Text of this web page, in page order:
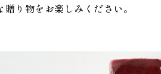
り物をお楽しみください。